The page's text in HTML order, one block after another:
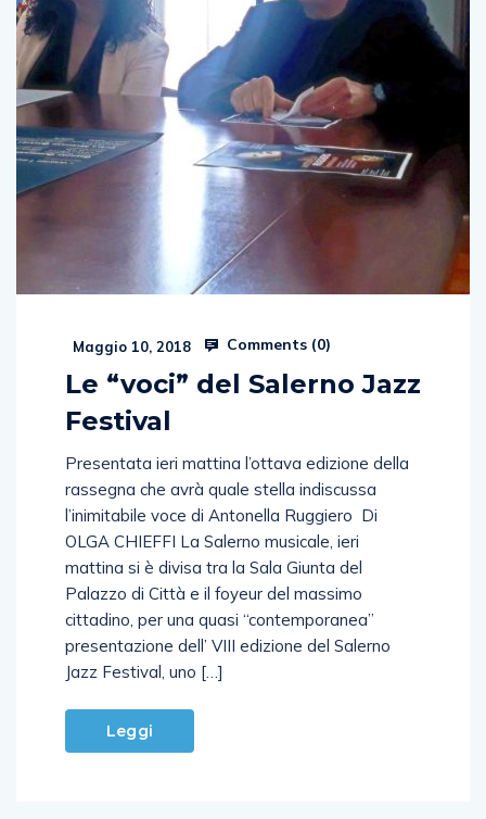
Maggio 10, 2018 Comments (0)
Le “voci” del Salerno Jazz
Festival
Presentata ieri mattina l’ottava edizione della
rassegna che avrà quale stella indiscussa
l’inimitabile voce di Antonella Ruggiero Di
OLGA CHIEFFI La Salerno musicale, ieri
mattina si è divisa tra la Sala Giunta del
Palazzo di Città e il foyeur del massimo
cittadino, per una quasi “contemporanea”
presentazione dell’ VIII edizione del Salerno
Jazz Festival, uno […]
Leggi